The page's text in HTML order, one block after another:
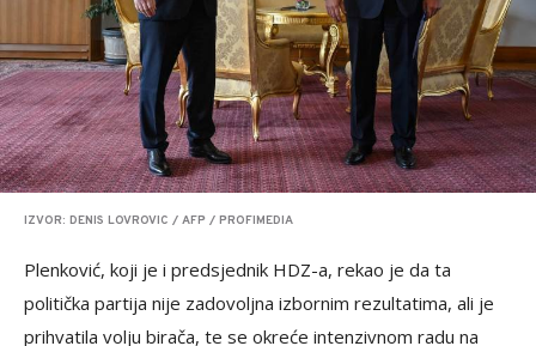
IZVOR: DENIS LOVROVIC / AFP / PROFIMEDIA
Plenković, koji je i predsjednik HDZ-a, rekao je da ta
politička partija nije zadovoljna izbornim rezultatima, ali je
prihvatila volju birača, te se okreće intenzivnom radu na